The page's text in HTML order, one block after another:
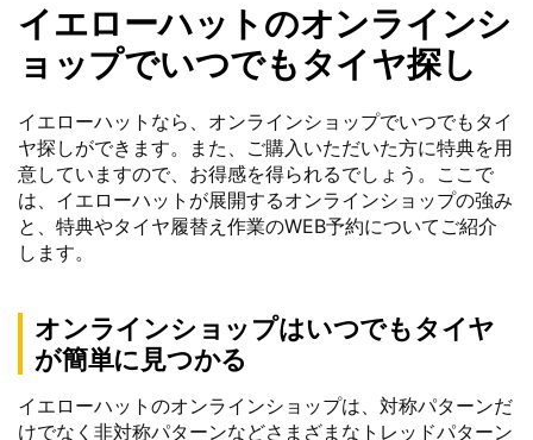
イエローハットのオンラインシ
ョップでいつでもタイヤ探し
イエローハットなら、オンラインショップでいつでもタイ
ヤ探しができます。また、ご購入いただいた方に特典を用
意していますので、お得感を得られるでしょう。ここで
は、イエローハットが展開するオンラインショップの強み
と、特典やタイヤ履替え作業のWEB予約についてご紹介
します。
オンラインショップはいつでもタイヤ
が簡単に見つかる
イエローハットのオンラインショップは、対称パターンだ
けでなく非対称パターンなどさまざまなトレッドパターン